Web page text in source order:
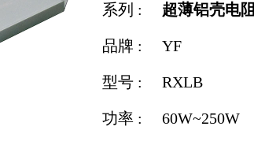
系列 : 超薄铝壳电阻
品牌 : YF
型号 : RXLB
功率 : 60W~250W